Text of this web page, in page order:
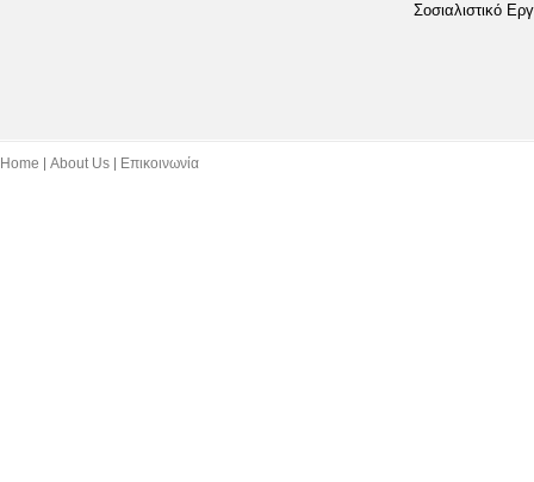
Σοσιαλιστικό
Home About Us Επικοινωνία